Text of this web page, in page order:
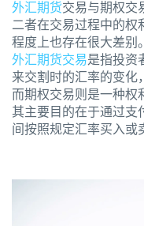
外汇期货交易与期权交
二者在交易过程中的权
程度上也存在很大差别。
外汇期货交易是指投资
来交割时的汇率的变化
而期权交易则是一种权
其主要目的在于通过支
间按照规定汇率买入或